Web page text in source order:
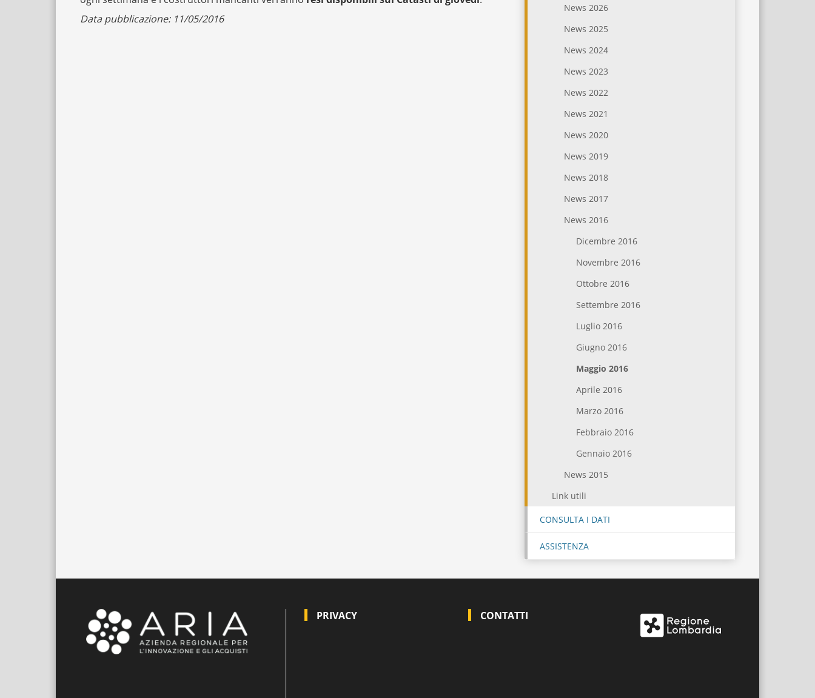
Data pubblicazione: 11/05/2016
News 2026
News 2025
News 2024
News 2023
News 2022
News 2021
News 2020
News 2019
News 2018
News 2017
News 2016
Dicembre 2016
Novembre 2016
Ottobre 2016
Settembre 2016
Luglio 2016
Giugno 2016
Maggio 2016
Aprile 2016
Marzo 2016
Febbraio 2016
Gennaio 2016
News 2015
Link utili
CONSULTA I DATI
ASSISTENZA
PRIVACY CONTATTI